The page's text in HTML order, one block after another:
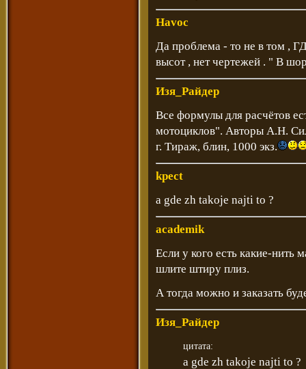
Havoc
Да проблема - то не в том ,
высот , нет чертежей . " В
Изя_Райдер
Все формулы для расчётов
мотоциклов". Авторы А.Н.
г. Тираж, блин, 1000 экз.
kpect
a gde zh takoje najti to ?
academik
Если у кого есть какие-нить
шлите штиру плиз.
А тогда можно и заказать
Изя_Райдер
цитата:
a gde zh takoje najti to ?